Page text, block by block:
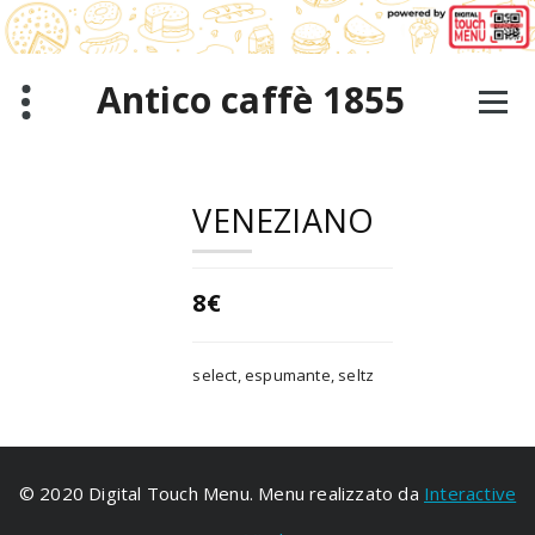
Saltar
al
contenido
Antico caffè 1855
VENEZIANO
8€
select, espumante, seltz
© 2020 Digital Touch Menu. Menu realizzato da Interactive